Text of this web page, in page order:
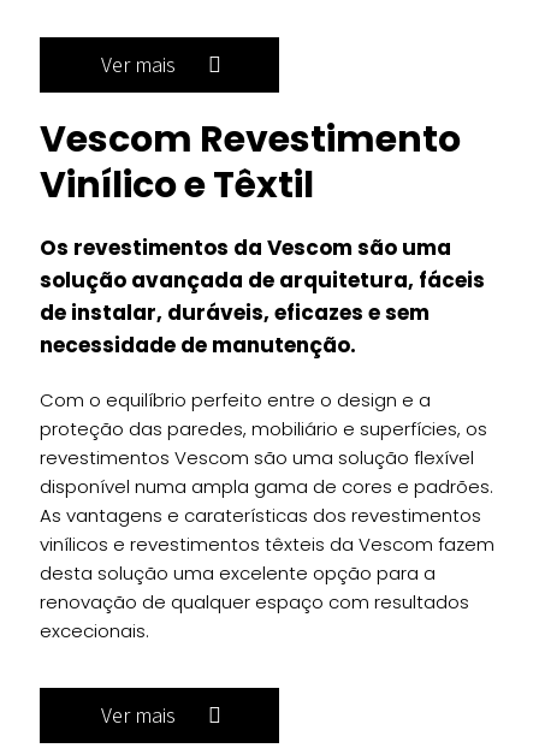
Ver mais
Vescom Revestimento
Vinílico e Têxtil
Os revestimentos da Vescom são uma
solução avançada de arquitetura, fáceis
de instalar, duráveis, eficazes e sem
necessidade de manutenção.
Com o equilíbrio perfeito entre o design e a
proteção das paredes, mobiliário e superfícies, os
revestimentos Vescom são uma solução flexível
disponível numa ampla gama de cores e padrões.
As vantagens e caraterísticas dos revestimentos
vinílicos e revestimentos têxteis da Vescom fazem
desta solução uma excelente opção para a
renovação de qualquer espaço com resultados
excecionais.
Ver mais